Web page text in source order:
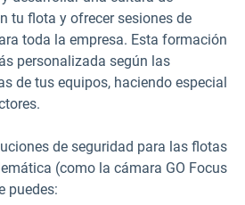
tu flota y ofrecer sesiones de
toda la empresa. Esta formación
personalizada según las
de tus equipos, haciendo especial
de seguridad para las flotas
(como la cámara GO Focus
puedes: